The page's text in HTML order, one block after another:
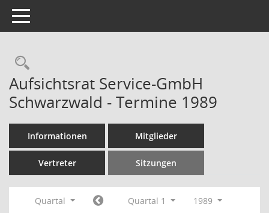
Toggle navigation
Rechercheauswahl
Aufsichtsrat Service-GmbH
Schwarzwald - Termine 1989
Informationen Mitglieder
Vertreter Sitzungen
Quartal Quartal 1
1989